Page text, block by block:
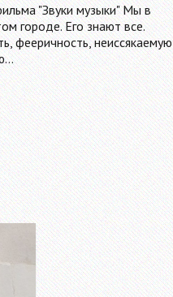
"Звуки музыки" Мы в
городе. Его знают все.
фееричность, неиссякаемую